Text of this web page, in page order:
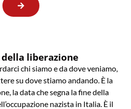
della liberazione
chi siamo e da dove veniamo,
su dove stiamo andando. È la
la data che segna la fine della
nazista in Italia. È il